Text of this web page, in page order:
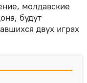
молдавские
будут
двух играх